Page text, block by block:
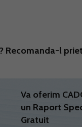
Recomanda-l
Va oferim
un Raport
Gratuit